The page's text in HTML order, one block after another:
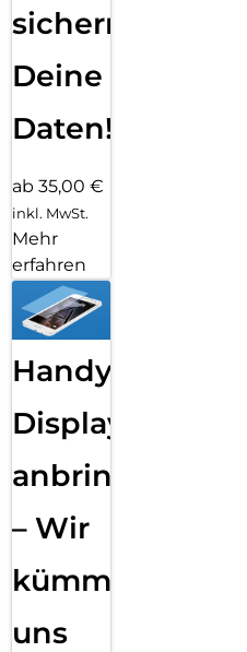
sichern
Deine
Daten!
ab 35,00 €
inkl. MwSt.
Mehr
erfahren
Handy
Displayfolie
anbringen
– Wir
kümmern
uns